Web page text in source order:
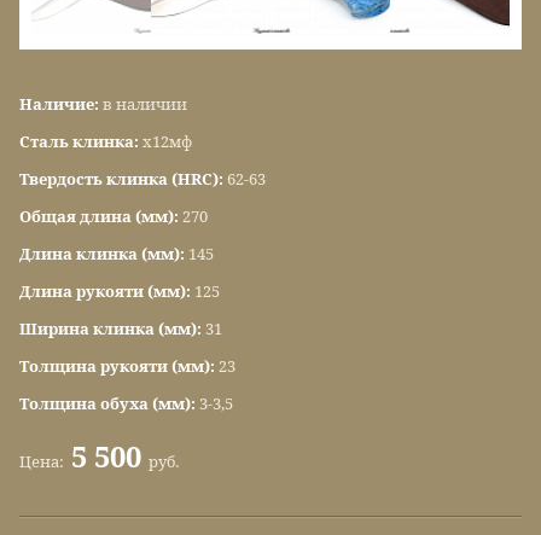
Наличие: в наличии
Сталь клинка: х12мф
Твердость клинка (HRC): 62-63
Общая длина (мм): 270
Длина клинка (мм): 145
Длина рукояти (мм): 125
Ширина клинка (мм): 31
Толщина рукояти (мм): 23
Толщина обуха (мм): 3-3,5
Цена: 5 500 руб.